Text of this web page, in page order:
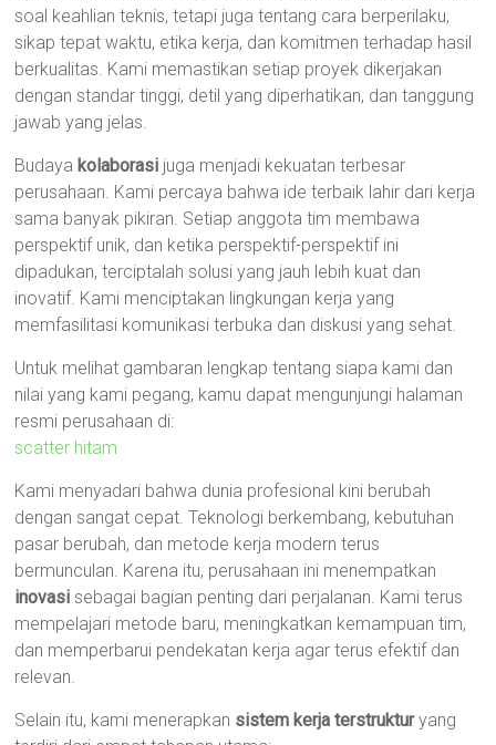
soal keahlian teknis, tetapi juga tentang cara berperilaku,
sikap tepat waktu, etika kerja, dan komitmen terhadap hasil
berkualitas. Kami memastikan setiap proyek dikerjakan
dengan standar tinggi, detil yang diperhatikan, dan tanggung
jawab yang jelas.
Budaya kolaborasi juga menjadi kekuatan terbesar
perusahaan. Kami percaya bahwa ide terbaik lahir dari kerja
sama banyak pikiran. Setiap anggota tim membawa
perspektif unik, dan ketika perspektif-perspektif ini
dipadukan, terciptalah solusi yang jauh lebih kuat dan
inovatif. Kami menciptakan lingkungan kerja yang
memfasilitasi komunikasi terbuka dan diskusi yang sehat.
Untuk melihat gambaran lengkap tentang siapa kami dan
nilai yang kami pegang, kamu dapat mengunjungi halaman
resmi perusahaan di:
scatter hitam
Kami menyadari bahwa dunia profesional kini berubah
dengan sangat cepat. Teknologi berkembang, kebutuhan
pasar berubah, dan metode kerja modern terus
bermunculan. Karena itu, perusahaan ini menempatkan
inovasi sebagai bagian penting dari perjalanan. Kami terus
mempelajari metode baru, meningkatkan kemampuan tim,
dan memperbarui pendekatan kerja agar terus efektif dan
relevan.
Selain itu, kami menerapkan sistem kerja terstrukturyang